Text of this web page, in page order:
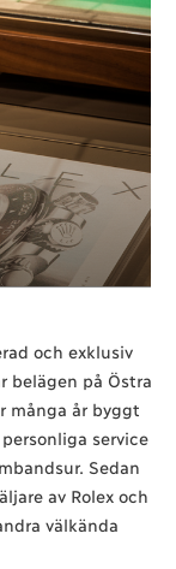
och exklusiv
belägen på Östra
många år byggt
service
Sedan
av Rolex och
välkända